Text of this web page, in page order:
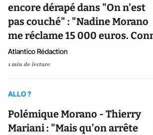
encore dérapé dans "On n'est
pas couché" : "Nadine Morano
me réclame 15 000 euros.
Atlantico Rédaction
1 min de lecture
ALLO ?
Polémique Morano - Thierry
Mariani : "Mais qu’on arrête